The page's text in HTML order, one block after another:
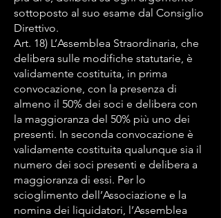
sottoposto al suo esame dal Consiglio
Direttivo.
Art. 18) L’Assemblea Straordinaria, che
delibera sulle modifiche statutarie, è
validamente costituita, in prima
convocazione, con la presenza di
almeno il 50% dei soci e delibera con
la maggioranza del 50% più uno dei
presenti. In seconda convocazione è
validamente costituita qualunque sia il
numero dei soci presenti e delibera a
maggioranza di essi. Per lo
scioglimento dell’Associazione e la
nomina dei liquidatori, l’Assemblea